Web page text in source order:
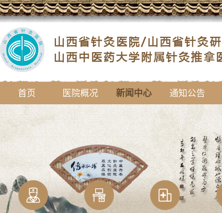
首页 医院概况 新闻中心 通知公告